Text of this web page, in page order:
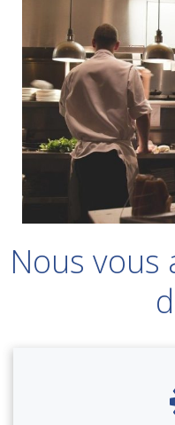
Nous vous